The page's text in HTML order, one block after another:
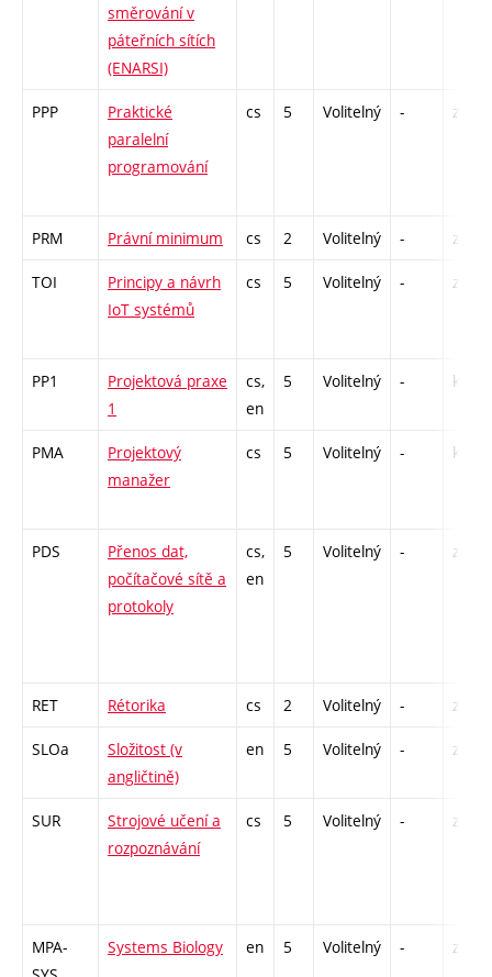
směrování v
páteřních sítích
(ENARSI)
PPP
Praktické
paralelní
programování
cs 5 Volitelný - zá,zk
PRM Právní minimum cs 2 Volitelný - zá
TOI
Principy a návrh
IoT systémů
cs 5 Volitelný - zá,zk
PP1
Projektová praxe
1
cs,
en
5 Volitelný - kl
PMA
Projektový
manažer
cs 5 Volitelný - kl
PDS
Přenos dat,
počítačové sítě a
protokoly
cs,
en
5 Volitelný - zk
RET Rétorika cs 2 Volitelný - zá
SLOa
Složitost (v
angličtině)
en 5 Volitelný - zk
SUR
Strojové učení a
rozpoznávání
cs 5 Volitelný - zk
MPA-
Systems Biology en 5 Volitelný - zá,zk